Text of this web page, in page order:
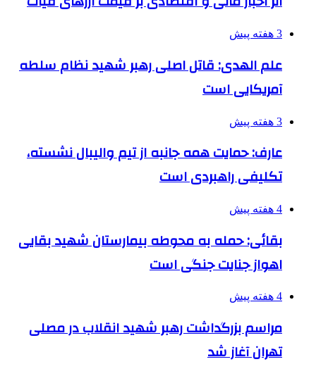
3 هفته پیش
علم الهدی: قاتل اصلی رهبر شهید نظام سلطه
آمریکایی است
3 هفته پیش
عارف: حمایت همه جانبه از تیم والیبال نشسته،
تکلیفی راهبردی است
4 هفته پیش
بقائی: حمله به محوطه بیمارستان شهید بقایی
اهواز جنایت جنگی است
4 هفته پیش
مراسم بزرگداشت رهبر شهید انقلاب در مصلی
تهران آغاز شد